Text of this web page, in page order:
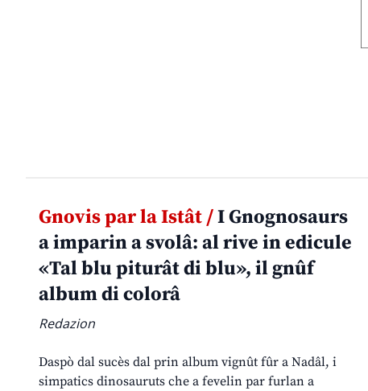
Gnovis par la Istât /I Gnognosaurs
a imparin a svolâ: al rive in edicule
«Tal blu piturât di blu», il gnûf
album di colorâ
Redazion
Daspò dal sucès dal prin album vignût fûr a Nadâl, i
simpatics dinosauruts che a fevelin par furlan a